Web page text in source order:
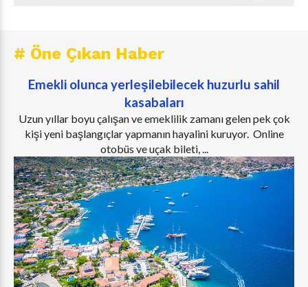
# Öne Çıkan Haber
Emekli olunca yerleşilebilecek huzurlu sahil
kasabaları
Uzun yıllar boyu çalışan ve emeklilik zamanı gelen pek çok
kişi yeni başlangıçlar yapmanın hayalini kuruyor. Online
otobüs ve uçak bileti, ...